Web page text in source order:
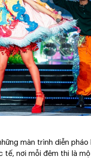
màn trình diễn
tế, nơi mỗi đêm thi là